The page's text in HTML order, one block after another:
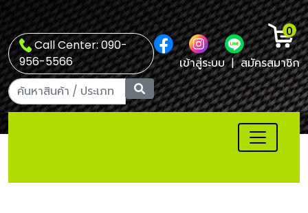
Call Center: 090-
956-5566
0
เข้าสู่ระบบ | สมัครสมาชิก